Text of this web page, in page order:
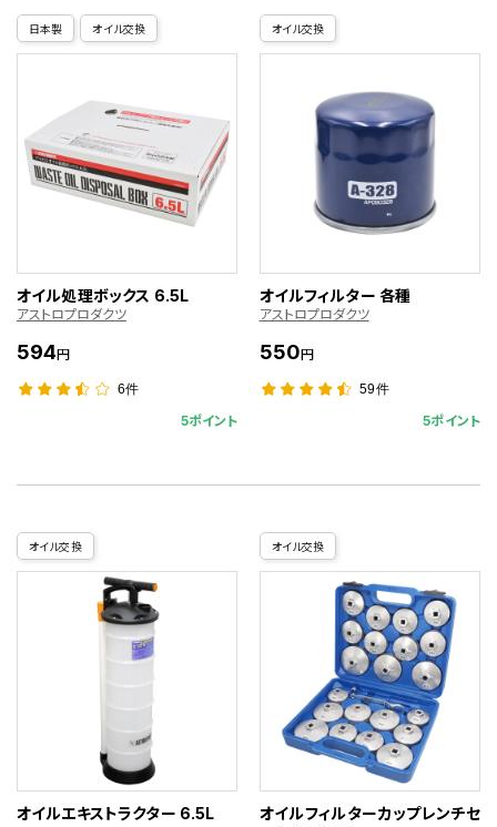
日本製 オイル交換
オイル処理ボックス 6.5L
アストロプロダクツ
594円
6件
5ポイント
オイル交換
オイルフィルター 各種
アストロプロダクツ
550円
59件
5ポイント
オイル交換
オイルエキストラクター 6.5L
オイル交換
オイルフィルターカップレンチセ